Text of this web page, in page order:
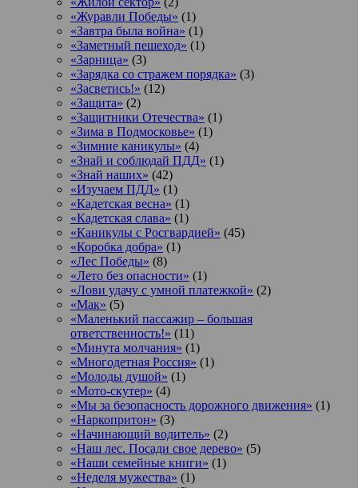
«Журавли Победы» (1)
«Завтра была война» (1)
«Заметный пешеход» (1)
«Зарница» (3)
«Зарядка со стражем порядка» (3)
«Засветись!» (12)
«Защита» (2)
«Защитники Отечества» (1)
«Зима в Подмосковье» (1)
«Зимние каникулы» (4)
«Знай и соблюдай ПДД» (1)
«Знай наших» (42)
«Изучаем ПДД» (1)
«Кадетская весна» (1)
«Кадетская слава» (1)
«Каникулы с Росгвардией» (45)
«Коробка добра» (1)
«Лес Победы» (8)
«Лето без опасности» (1)
«Лови удачу с умной платежкой» (2)
«Мак» (5)
«Маленький пассажир – большая
ответственность!» (11)
«Минута молчания» (1)
«Многодетная Россия» (1)
«Молоды душой» (1)
«Мото-скутер» (4)
«Мы за безопасность дорожного движения» (1)
«Наркопритон» (3)
«Начинающий водитель» (2)
«Наш лес. Посади свое дерево» (5)
«Наши семейные книги» (1)
«Неделя мужества» (1)